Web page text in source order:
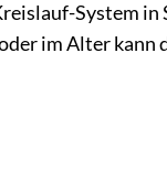
System in
im Alter kann